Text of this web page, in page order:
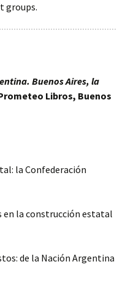
groups.
Buenos Aires, la
Libros, Buenos
la Confederación
en la construcción estatal
de la Nación Argentina